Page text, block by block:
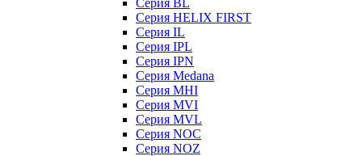
Серия BL
Серия HELIX FIRST
Серия IL
Серия IPL
Серия IPN
Серия Medana
Серия MHI
Серия MVI
Серия MVL
Серия NOC
Серия NOZ